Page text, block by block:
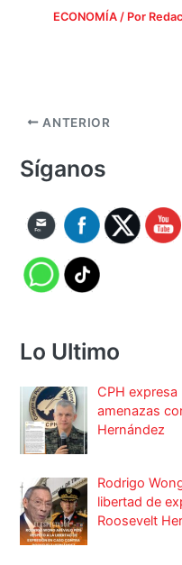
ECONOMÍA/ Por
ANTERIOR
Síganos
Lo Ultimo
CPH
amenazas
Hernández
Rodrigo
libertad de
Roosevelt